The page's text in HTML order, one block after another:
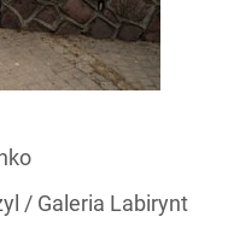
/ Galeria Labirynt